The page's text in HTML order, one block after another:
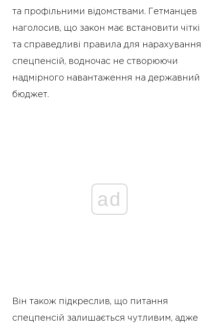
та профільними відомствами. Гетманцев
наголосив, що закон має встановити чіткі
та справедливі правила для нарахування
спецпенсій, водночас не створюючи
надмірного навантаження на державний
бюджет.
ad
Він також підкреслив, що питання
спецпенсій залишається чутливим, адже